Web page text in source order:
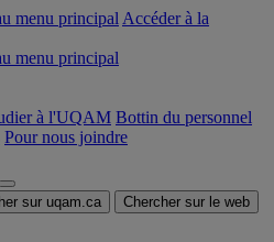
menu principal Accéder à la
menu principal
à l'UQAM Bottin du personnel
Pour nous joindre
sur uqam.ca Chercher sur le web